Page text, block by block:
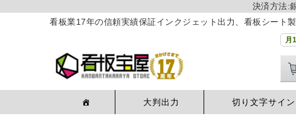
決済方法:
看板業17年の信頼実績保証インクジェット出力、看板シート
月
大判出力 切り文字サイン